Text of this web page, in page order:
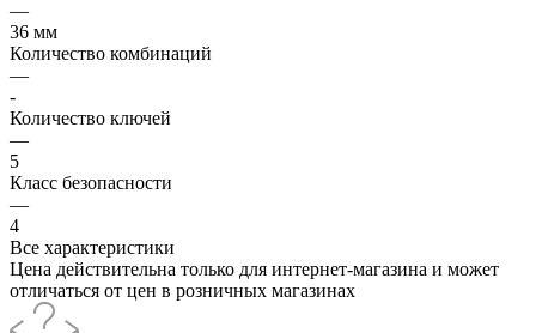
—
36 мм
Количество комбинаций
—
-
Количество ключей
—
5
Класс безопасности
—
4
Все характеристики
Цена действительна только для интернет-магазина и может
отличаться от цен в розничных магазинах